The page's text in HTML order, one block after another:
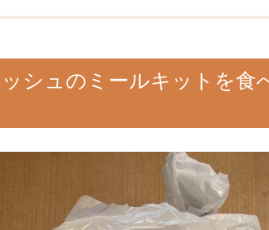
シュのミールキット を食